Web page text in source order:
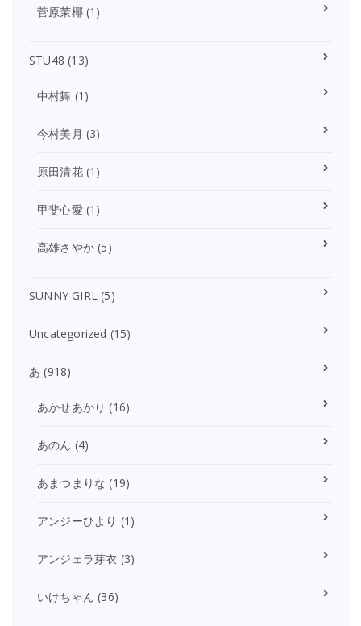
菅原茉椰(1)
STU48 (13)
中村舞 (1)
今村美月 (3)
原田清花(1)
甲斐心愛 (1)
高雄さやか (5)
SUNNY GIRL (5)
Uncategorized (15)
あ (918)
あかせあかり (16)
あのん (4)
あまつまりな (19)
アンジーひより (1)
アンジェラ芽衣 (3)
いけちゃん (36)